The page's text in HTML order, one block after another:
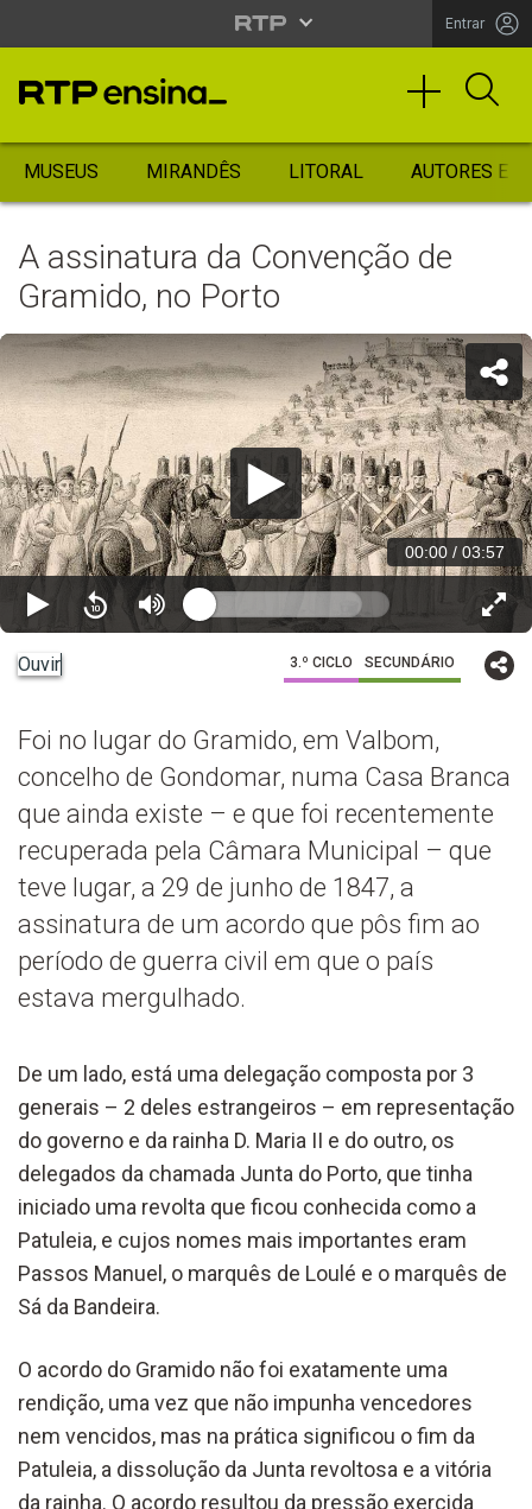
Entrar
MUSEUS MIRANDÊS LITORAL AUTORES
A assinatura da Convenção de
Gramido, no Porto
00:00 / 03:57
Ouvir 3.º CICLO SECUNDÁRIO
Foi no lugar do Gramido, em Valbom,
concelho de Gondomar, numa Casa Branca
que ainda existe – e que foi recentemente
recuperada pela Câmara Municipal – que
teve lugar, a 29 de junho de 1847, a
assinatura de um acordo que pôs fim ao
período de guerra civil em que o país
estava mergulhado.
De um lado, está uma delegação composta por 3
generais – 2 deles estrangeiros – em representação
do governo e da rainha D. Maria II e do outro, os
delegados da chamada Junta do Porto, que tinha
iniciado uma revolta que ficou conhecida como a
Patuleia, e cujos nomes mais importantes eram
Passos Manuel, o marquês de Loulé e o marquês de
Sá da Bandeira.
O acordo do Gramido não foi exatamente uma
rendição, uma vez que não impunha vencedores
nem vencidos, mas na prática significou o fim da
Patuleia, a dissolução da Junta revoltosa e a vitória
da rainha. O acordo resultou da pressão exercida